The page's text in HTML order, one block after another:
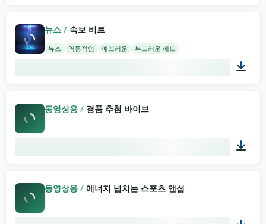
뉴스 / 속보 비트
뉴스 역동적인 매끄러운 부드러운 패드
동영상용 / 경품 추첨 바이브
동영상용 / 에너지 넘치는 스포츠 앤섬